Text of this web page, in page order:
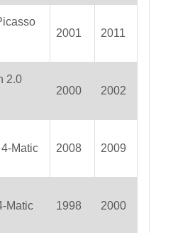
2001 2011
2.0
2000 2002
Matic 2008 2009
Matic 1998 2000